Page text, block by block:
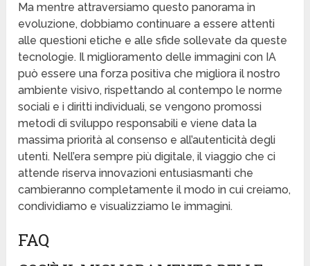
Ma mentre attraversiamo questo panorama in
evoluzione, dobbiamo continuare a essere attenti
alle questioni etiche e alle sfide sollevate da queste
tecnologie. Il miglioramento delle immagini con IA
può essere una forza positiva che migliora il nostro
ambiente visivo, rispettando al contempo le norme
sociali e i diritti individuali, se vengono promossi
metodi di sviluppo responsabili e viene data la
massima priorità al consenso e all’autenticità degli
utenti. Nell’era sempre più digitale, il viaggio che ci
attende riserva innovazioni entusiasmanti che
cambieranno completamente il modo in cui creiamo,
condividiamo e visualizziamo le immagini.
FAQ